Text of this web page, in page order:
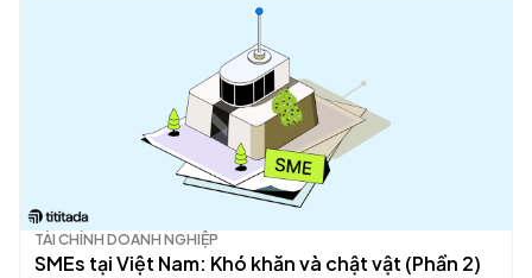
TÀI CHÍNH DOANH NGHIỆP
SMEs tại Việt Nam: Khó khăn và chật vật (Phần 2)